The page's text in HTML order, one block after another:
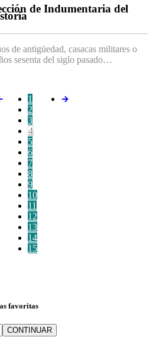
de Indumentaria del
de antigüedad, casacas militares o
sesenta del siglo pasado…
1
2
3
4
5
6
7
8
9
10
11
12
13
14
15
favoritas
CONTINUAR